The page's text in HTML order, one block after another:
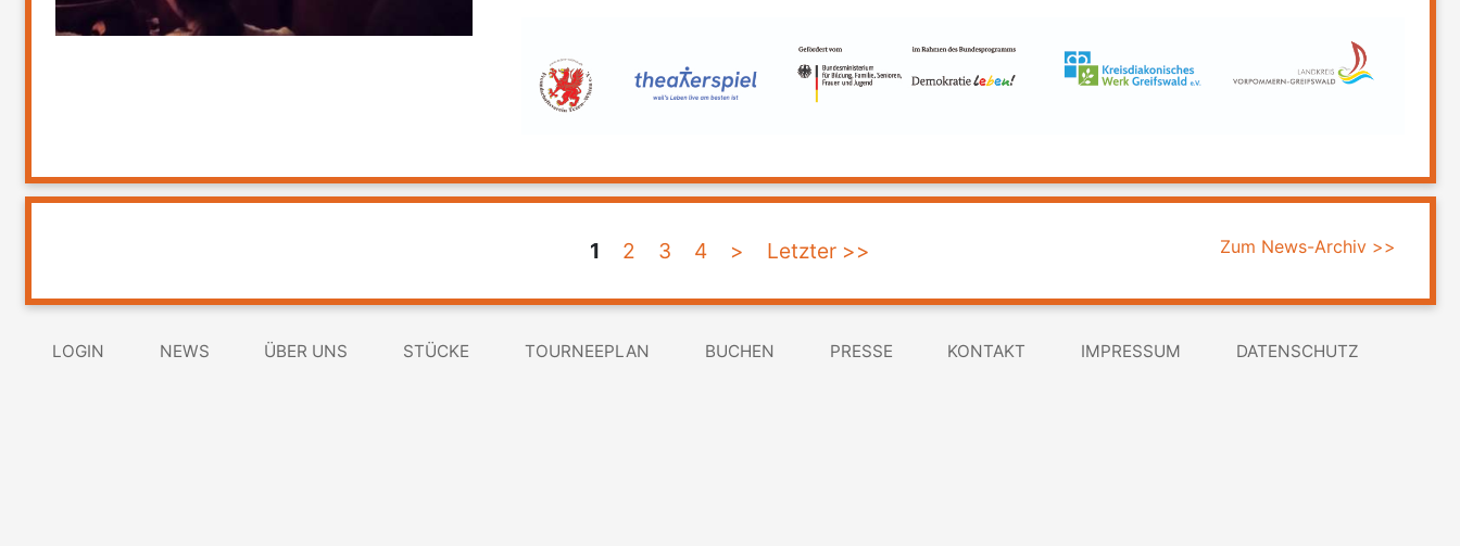
1 2 3 4 > Letzter >> Zum News-Archiv >>
LOGIN NEWS ÜBER UNS STÜCKE TOURNEEPLAN BUCHEN PRESSE KONTAKT IMPRESSUM DATENSCHUTZ